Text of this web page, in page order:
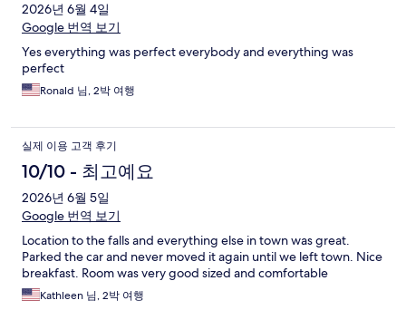
2026년 6월 4일
Google 번역 보기
Yes everything was perfect everybody and everything was
perfect
Ronald 님, 2박 여행
실제 이용 고객 후기
10/10 - 최고예요
2026년 6월 5일
Google 번역 보기
Location to the falls and everything else in town was great.
Parked the car and never moved it again until we left town. Nice
breakfast. Room was very good sized and comfortable
Kathleen 님, 2박 여행